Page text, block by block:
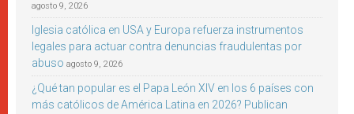
agosto 9, 2026
Iglesia católica en USA y Europa refuerza instrumentos
legales para actuar contra denuncias fraudulentas por
abuso agosto 9, 2026
¿Qué tan popular es el Papa León XIV en los 6 países con
más católicos de América Latina en 2026? Publican